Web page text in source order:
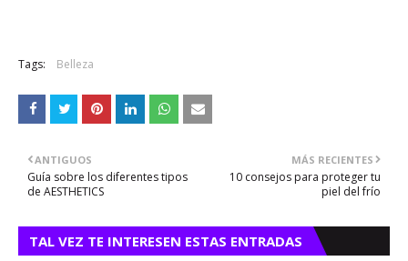
Tags: Belleza
MÁS RECIENTES
10 consejos para proteger tu
piel del frío
ANTIGUOS
Guía sobre los diferentes tipos
de AESTHETICS
TAL VEZ TE INTERESEN ESTAS ENTRADAS